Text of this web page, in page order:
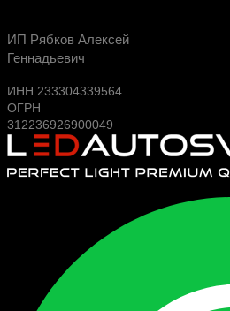
Будь в курсе выгодных
новых поступлений на
ИП Рябков Алексей
Геннадьевич
ИНН 233304339564
ОГРН
312236926900049